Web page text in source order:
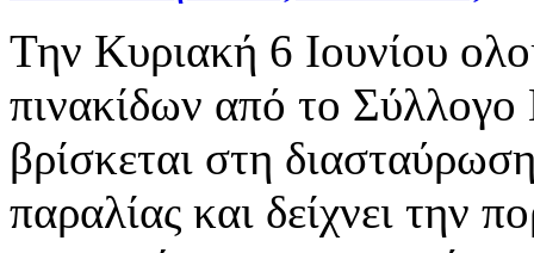
Την Κυριακή 6 Ιουνίου
πινακίδων από το
βρίσκεται στη
παραλίας και δείχνει την